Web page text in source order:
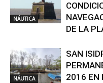
NÁUTICA
DE LA
NÁUTICA
SAN
2016 EN